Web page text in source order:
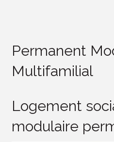
Permanent
Multifamilial
Logement
modulaire